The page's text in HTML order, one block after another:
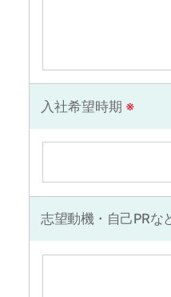
入社希望時期 ※
志望動機・自己PRな